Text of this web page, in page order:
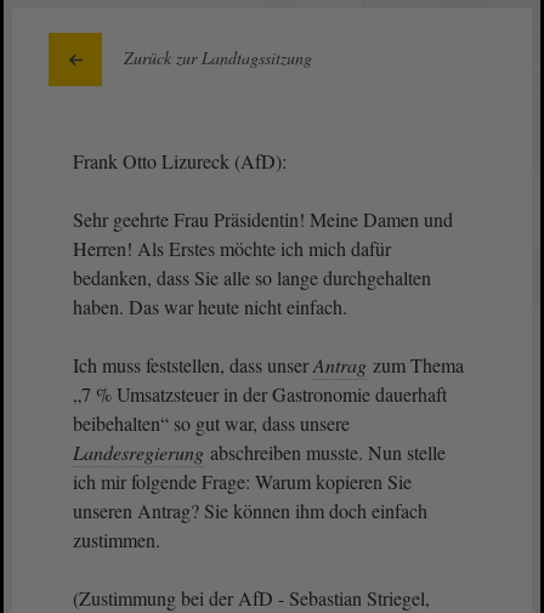
Zurück zur Landtagssitzung
Frank Otto Lizureck (AfD):
Sehr geehrte Frau Präsidentin! Meine Damen und
Herren! Als Erstes möchte ich mich dafür
bedanken, dass Sie alle so lange durchgehalten
haben. Das war heute nicht einfach.
Ich muss feststellen, dass unserAntrag zum Thema
„7 % Umsatzsteuer in der Gastronomie dauerhaft
beibehalten“ so gut war, dass unsere
Landesregierung abschreiben musste. Nun stelle
ich mir folgende Frage: Warum kopieren Sie
unseren Antrag? Sie können ihm doch einfach
zustimmen.
(Zustimmung bei der AfD - Sebastian Striegel,